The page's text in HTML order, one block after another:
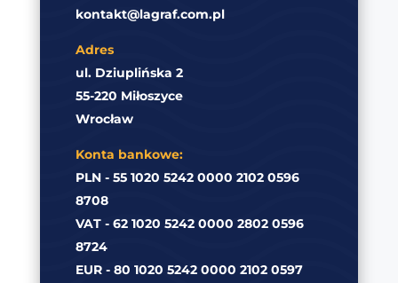
kontakt@lagraf.com.pl
Adres
ul. Dziuplińska 2
55-220 Miłoszyce
Wrocław
Konta bankowe:
PLN - 55 1020 5242 0000 2102 0596
8708
VAT - 62 1020 5242 0000 2802 0596
8724
EUR - 80 1020 5242 0000 2102 0597